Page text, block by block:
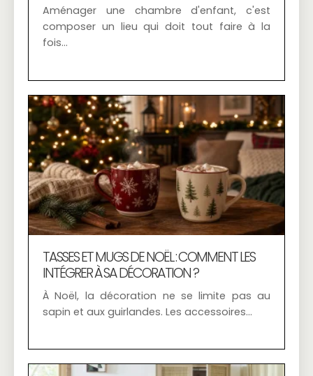
Aménager une chambre d'enfant, c'est
composer un lieu qui doit tout faire à la
fois…
TASSES ET MUGS DE NOËL : COMMENT LES
INTÉGRER À SA DÉCORATION ?
À Noël, la décoration ne se limite pas au
sapin et aux guirlandes. Les accessoires…